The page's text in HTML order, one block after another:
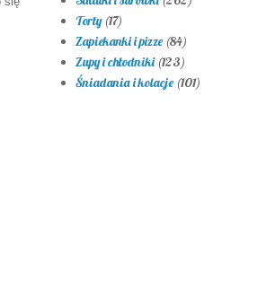
Torty (17)
Zapiekanki i pizze (84)
Zupy i chłodniki (123)
Śniadania i kolacje (101)